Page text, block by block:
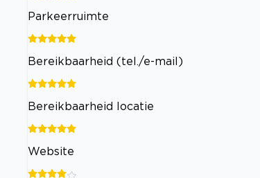
Parkeerruimte
Bereikbaarheid (tel./e-mail)
Bereikbaarheid locatie
Website